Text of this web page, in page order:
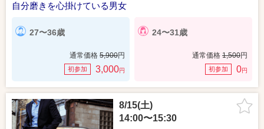
自分磨きを心掛けている男女
27〜36歳
通常価格 5,900円
初参加 3,000円
24〜31歳
通常価格 1,500円
初参加 0円
8/15(土)
14:00〜15:30